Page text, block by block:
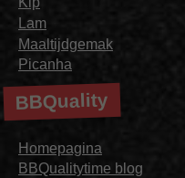
Lam
Maaltijdgemak
Picanha
BBQuality
Homepagina
BBQualitytime blog